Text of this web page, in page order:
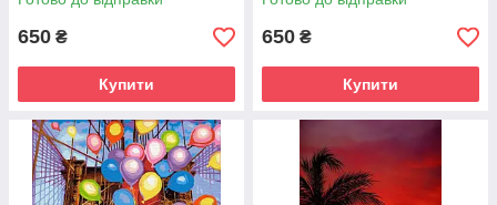
підрамника)
650 ₴
Купити
650 ₴
Купити